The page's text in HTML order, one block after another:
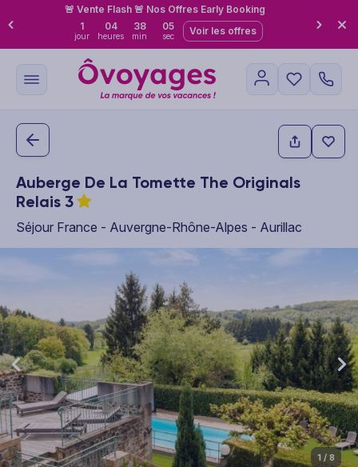
🚨 Vente Flash 🚨 Nos Offres Early Booking
1
jour
04
heures
38
min
04
sec Voir les offres
Auberge De La Tomette The Originals
Relais 3
Séjour France - Auvergne-Rhône-Alpes - Aurillac
This carousel shows one large product image at a time. Use the
1 / 8